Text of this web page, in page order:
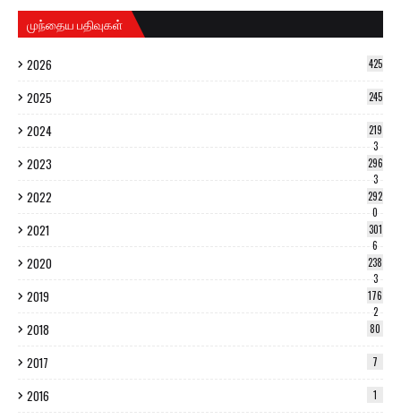
முந்தைய பதிவுகள்
2026 425
2025 245
2024
219
3
2023
296
3
2022
292
0
2021
301
6
2020
238
3
2019
176
2
2018 80
2017 7
2016 1